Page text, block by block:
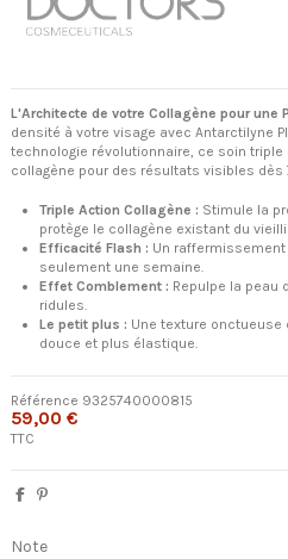
L'Architecte de votre Collagène pour une
densité à votre visage avec Antarctilyne
technologie révolutionnaire, ce soin
collagène pour des résultats visibles dès
Triple Action Collagène : Stimule la
protège le collagène existant du
Efficacité Flash : Un
seulement une semaine.
Effet Comblement : Repulpe la peau
ridules.
Le petit plus : Une texture
douce et plus élastique.
Référence 9325740000815
59,00 €
TTC
Note